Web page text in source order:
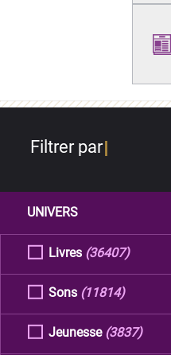
Filtrer par
UNIVERS
Livres (36407)
Sons (11814)
Jeunesse (3837)